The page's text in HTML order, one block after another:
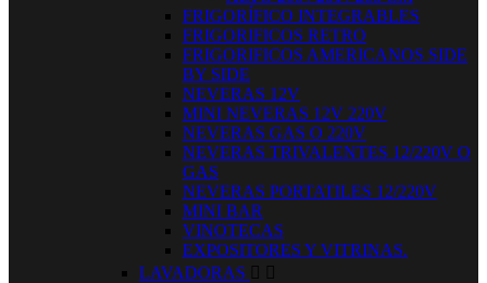
FRIGORÍFICO INTEGRABLES
FRIGORIFICOS RETRO
FRIGORIFICOS AMERICANOS SIDE
BY SIDE
NEVERAS 12V
MINI NEVERAS 12V 220V
NEVERAS GAS O 220V
NEVERAS TRIVALENTES 12/220V O
GAS
NEVERAS PORTATILES 12/220V
MINI BAR
VINOTECAS
EXPOSITORES Y VITRINAS.
LAVADORAS  